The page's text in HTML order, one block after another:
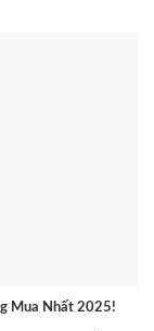
Mua Nhất 2025!